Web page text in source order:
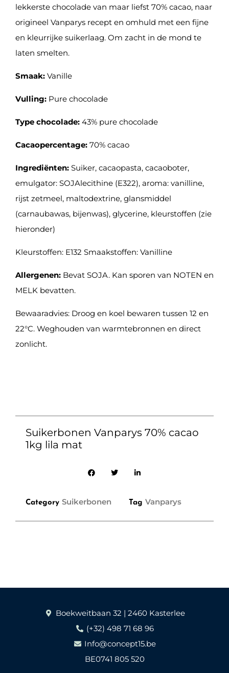
lekkerste chocolade van maar liefst 70% cacao, naar
origineel Vanparys recept en omhuld met een fijne
en kleurrijke suikerlaag. Om zacht in de mond te
laten smelten.
Smaak: Vanille
Vulling: Pure chocolade
Type chocolade: 43% pure chocolade
Cacaopercentage: 70% cacao
Ingrediënten: Suiker, cacaopasta, cacaoboter,
emulgator: SOJAlecithine (E322), aroma: vanilline,
rijst zetmeel, maltodextrine, glansmiddel
(carnaubawas, bijenwas), glycerine, kleurstoffen (zie
hieronder)
Kleurstoffen: E132 Smaakstoffen: Vanilline
Allergenen: Bevat SOJA. Kan sporen van NOTEN en
MELK bevatten.
Bewaaradvies: Droog en koel bewaren tussen 12 en
22°C. Weghouden van warmtebronnen en direct
zonlicht.
Suikerbonen Vanparys 70% cacao
1kg lila mat
Category Suikerbonen Tag Vanparys
Boekweitbaan 32 | 2460 Kasterlee
(+32) 498 71 68 96
Info@concept15.be
BE0741 805 520